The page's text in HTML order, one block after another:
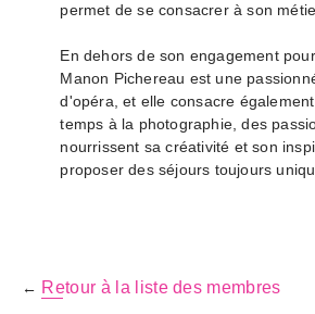
permet de se consacrer à son
En dehors de son engagement
Manon Pichereau est une
d'opéra, et elle consacre
temps à la photographie, des
nourrissent sa créativité et son
proposer des séjours toujours
← Retour à la liste des membres